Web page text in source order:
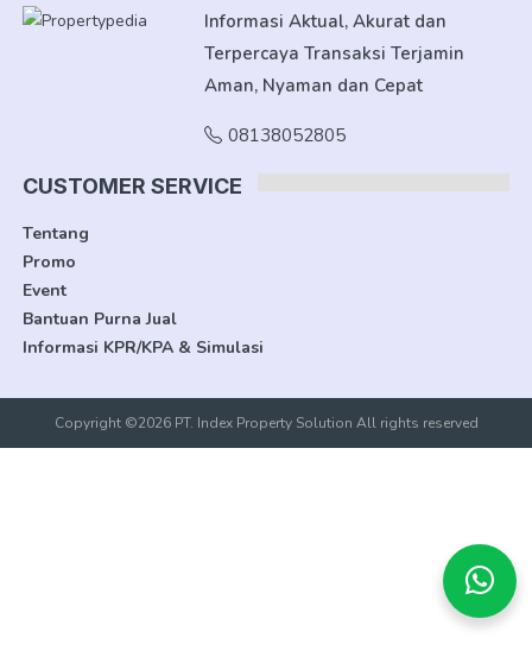
Informasi Aktual, Akurat dan
Terpercaya Transaksi Terjamin
Aman, Nyaman dan Cepat
08138052805
CUSTOMER SERVICE
Tentang
Promo
Event
Bantuan Purna Jual
Informasi KPR/KPA & Simulasi
Copyright ©2026 PT. Index Property Solution All rights reserved